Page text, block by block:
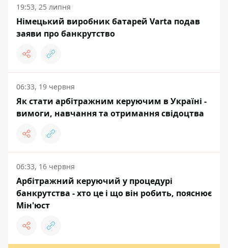
19:53, 25 липня
Німецький виробник батарей Varta подав
заяви про банкрутство
06:33, 19 червня
Як стати арбітражним керуючим в Україні -
вимоги, навчання та отримання свідоцтва
06:33, 16 червня
Арбітражний керуючий у процедурі
банкрутства - хто це і що він робить, пояснює
Мін'юст